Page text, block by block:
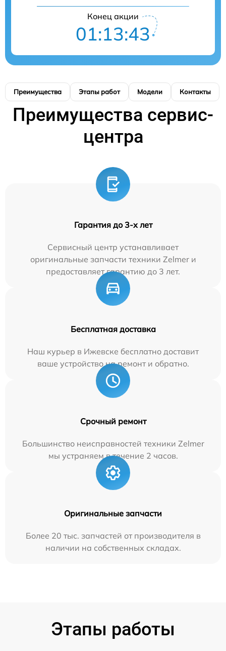
Конец акции
01:13:42
Преимущества Этапы работ Модели Контакты
Преимущества сервис-
центра
Гарантия до 3-х лет
Сервисный центр устанавливает
оригинальные запчасти техники Zelmer и
предоставляет гарантию до 3 лет.
Бесплатная доставка
Наш курьер в Ижевске бесплатно доставит
ваше устройство на ремонт и обратно.
Срочный ремонт
Большинство неисправностей техники Zelmer
мы устраняем в течение 2 часов.
Оригинальные запчасти
Более 20 тыс. запчастей от производителя в
наличии на собственных складах.
Этапы работы